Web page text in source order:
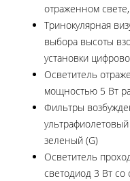
отраженном
Тринокулярная
выбора высоты
установки
Осветитель
мощностью 5 Вт
Фильтры
зеленый (G)
Осветитель
светодиод 3 Вт